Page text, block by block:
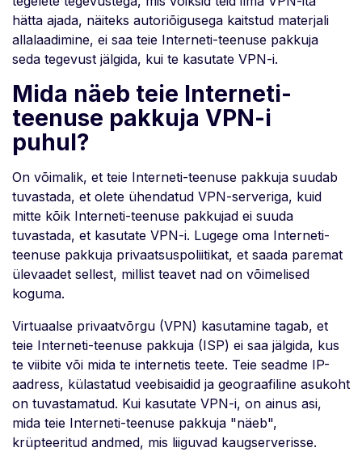
hätta ajada, näiteks autoriõigusega kaitstud materjali
allalaadimine, ei saa teie Interneti-teenuse pakkuja
seda tegevust jälgida, kui te kasutate VPN-i.
Mida näeb teie Interneti-
teenuse pakkuja VPN-i
puhul?
On võimalik, et teie Interneti-teenuse pakkuja suudab
tuvastada, et olete ühendatud VPN-serveriga, kuid
mitte kõik Interneti-teenuse pakkujad ei suuda
tuvastada, et kasutate VPN-i. Lugege oma Interneti-
teenuse pakkuja privaatsuspoliitikat, et saada paremat
ülevaadet sellest, millist teavet nad on võimelised
koguma.
Virtuaalse privaatvõrgu (VPN) kasutamine tagab, et
teie Interneti-teenuse pakkuja (ISP) ei saa jälgida, kus
te viibite või mida te internetis teete. Teie seadme IP-
aadress, külastatud veebisaidid ja geograafiline asukoht
on tuvastamatud. Kui kasutate VPN-i, on ainus asi,
mida teie Interneti-teenuse pakkuja "näeb",
krüpteeritud andmed, mis liiguvad kaugserverisse.